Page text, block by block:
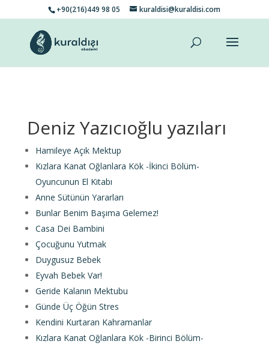
+90(216)449 98 05 kuraldisi@kuraldisi.com
Deniz Yazıcıoğlu yazıları
Hamileye Açık Mektup
Kızlara Kanat Oğlanlara Kök -İkinci Bölüm-
Oyuncunun El Kitabı
Anne Sütünün Yararları
Bunlar Benim Başıma Gelemez!
Casa Dei Bambini
Çocuğunu Yutmak
Duygusuz Bebek
Eyvah Bebek Var!
Geride Kalanın Mektubu
Günde Üç Öğün Stres
Kendini Kurtaran Kahramanlar
Kızlara Kanat Oğlanlara Kök -Birinci Bölüm-